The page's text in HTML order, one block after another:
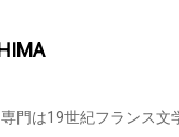
門は19世紀フランス